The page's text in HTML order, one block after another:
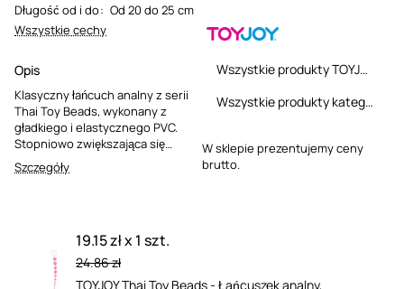
Długość od i do: Od 20 do 25 cm
Wszystkie cechy
Opis
Klasyczny łańcuch analny z serii
Thai Toy Beads, wykonany z
gładkiego i elastycznego PVC.
Stopniowo zwiększająca się
średnica kulek (od 1 do 2,5 cm)
sprawia, że jest odpowiedni
Szczegóły
Wszystkie produkty TOYJOY
Wszystkie produkty kategorii
W sklepie prezentujemy ceny
brutto.
19.15 zł x 1 szt.
24.86 zł
TOYJOY Thai Toy Beads - Łańcuszek analny,